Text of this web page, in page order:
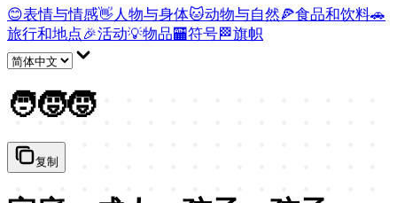
😊表情与情感👋 人物与身体🐱动物与自然🍕食品和饮料🚗
旅行和地点🎉活动💡物品🏧符号🏁旗帜
🧑‍🧒‍🧒
复制